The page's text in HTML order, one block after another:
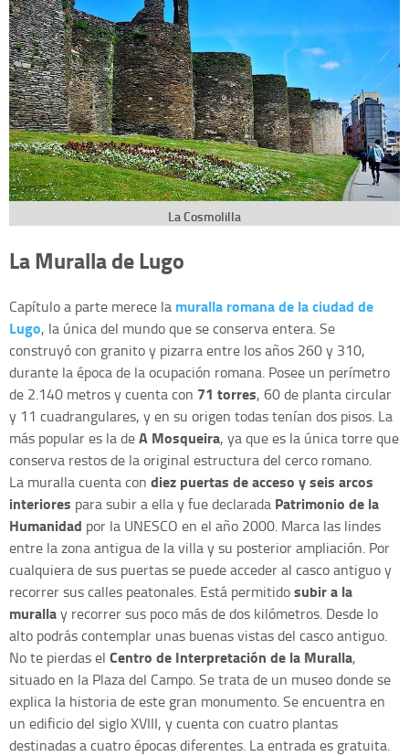
La Cosmolilla
La Muralla de Lugo
Capítulo a parte merece la muralla romana de la ciudad de
Lugo, la única del mundo que se conserva entera. Se
construyó con granito y pizarra entre los años 260 y 310,
durante la época de la ocupación romana. Posee un perímetro
de 2.140 metros y cuenta con 71 torres, 60 de planta circular
y 11 cuadrangulares, y en su origen todas tenían dos pisos. La
más popular es la deA Mosqueira, ya que es la única torre que
conserva restos de la original estructura del cerco romano.
La muralla cuenta con diez puertas de acceso y seis arcos
interiores para subir a ella y fue declarada Patrimonio de la
Humanidad por la UNESCO en el año 2000. Marca las lindes
entre la zona antigua de la villa y su posterior ampliación. Por
cualquiera de sus puertas se puede acceder al casco antiguo y
recorrer sus calles peatonales. Está permitidosubir a la
murallay recorrer sus poco más de dos kilómetros. Desde lo
alto podrás contemplar unas buenas vistas del casco antiguo.
No te pierdas el Centro de Interpretación de la Muralla,
situado en la Plaza del Campo. Se trata de un museo donde se
explica la historia de este gran monumento. Se encuentra en
un edificio del siglo XVIII, y cuenta con cuatro plantas
destinadas a cuatro épocas diferentes. La entrada es gratuita.